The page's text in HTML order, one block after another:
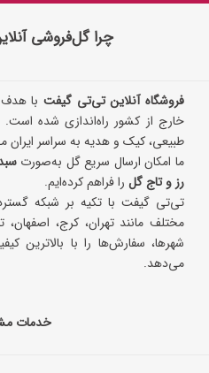
چرا گل‌فروشی
فروشگاه آنلاین تی‌تی گیفتبا هدف
خارج از کشور راه‌اندازی شده
طبیعی، کیک و هدیه به سراسر ایران
ما امکان ارسال سریع گل به‌صورت
رز و تاج گل را فراهم کرده‌ایم.
تی‌تی گیفت با تکیه بر شبکه
مختلف مانند تهران، کرج، اصفهان،
شهرها، سفارش‌ها را با بالاترین
می‌دهد.
خدمات